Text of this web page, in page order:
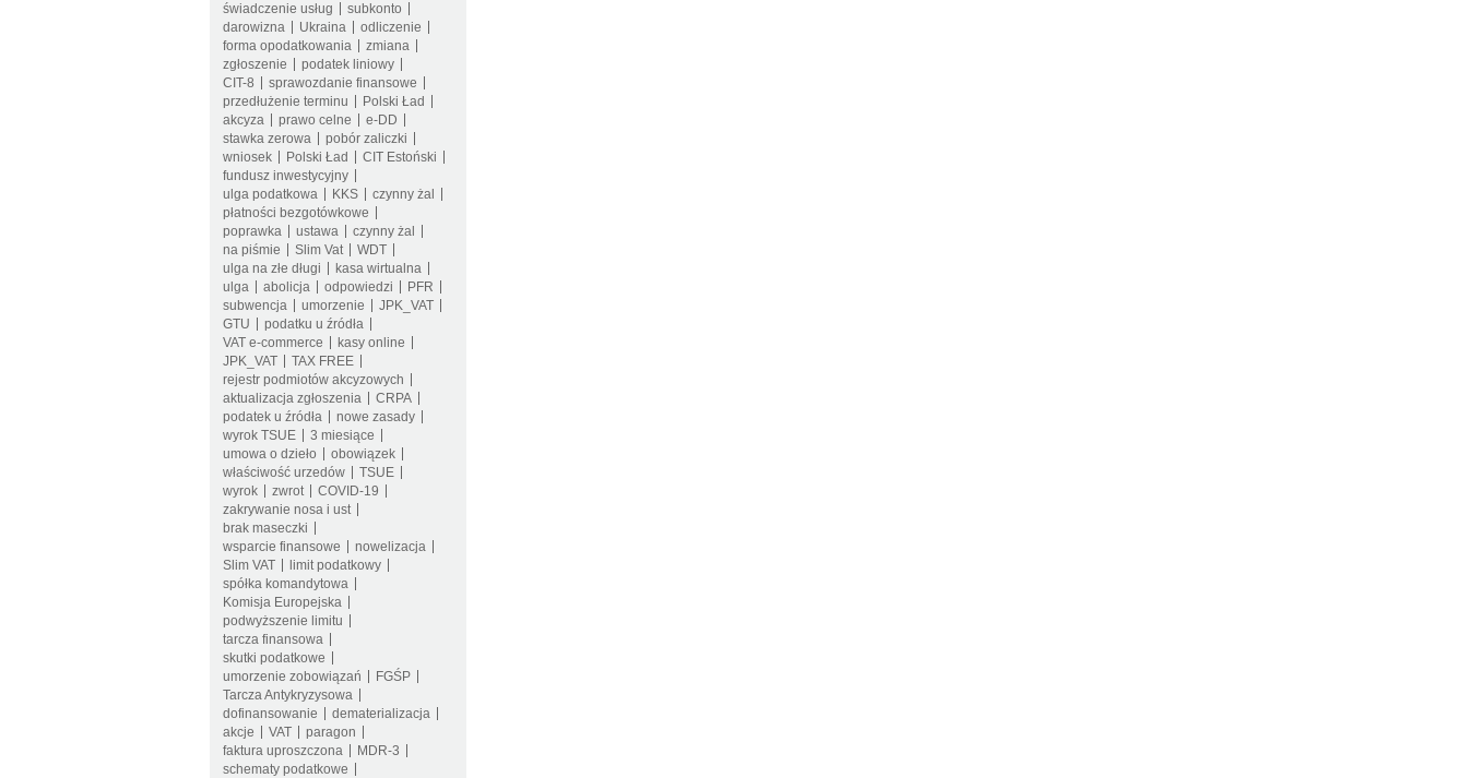
świadczenie usług
subkonto
darowizna
Ukraina
odliczenie
forma opodatkowania
zmiana
zgłoszenie
podatek liniowy
CIT-8
sprawozdanie finansowe
przedłużenie terminu
Polski Ład
akcyza
prawo celne
e-DD
stawka zerowa
pobór zaliczki
wniosek
Polski Ład
CIT Estoński
fundusz inwestycyjny
ulga podatkowa
KKS
czynny żal
płatności bezgotówkowe
poprawka
ustawa
czynny żal
na piśmie
Slim Vat
WDT
ulga na złe długi
kasa wirtualna
ulga
abolicja odpowiedzi
PFR
subwencja
umorzenie
JPK_VAT
GTU
podatku u źródła
VAT e-commerce
kasy online
JPK_VAT
TAX FREE
rejestr podmiotów akcyzowych
aktualizacja zgłoszenia
CRPA
podatek u źródła
nowe zasady
wyrok TSUE
3 miesiące
umowa o dzieło
obowiązek
właściwość urzedów
TSUE
wyrok
zwrot
COVID-19
zakrywanie nosa i ust
brak maseczki
wsparcie finansowe
nowelizacja
Slim VAT
limit podatkowy
spółka komandytowa
Komisja Europejska
podwyższenie limitu
tarcza finansowa
skutki podatkowe
umorzenie zobowiązań
FGŚP
Tarcza Antykryzysowa
dofinansowanie
dematerializacja
akcje
VAT
paragon
faktura uproszczona
MDR-3
schematy podatkowe